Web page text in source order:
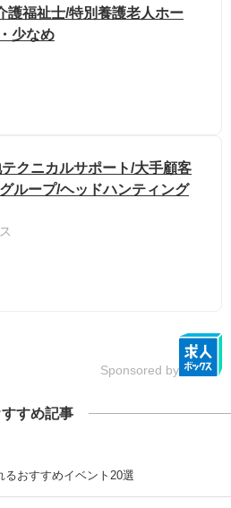
護福祉士/特別養護老人ホー
少なめ
クニカルサポート/大手顧客
ループ/ヘッドハンティング
Sponsored by
すめ記事
おすすめイベント20選